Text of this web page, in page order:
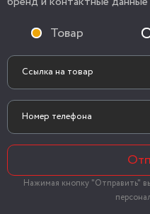
Товар
Нажимая кнопку "Отправить"